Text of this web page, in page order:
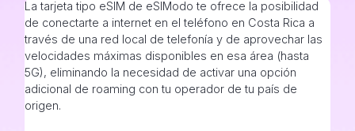
La tarjeta tipo eSIM de eSIModo te ofrece la posibilidad
de conectarte a internet en el teléfono en Costa Rica a
través de una red local de telefonía y de aprovechar las
velocidades máximas disponibles en esa área (hasta
5G), eliminando la necesidad de activar una opción
adicional de roaming con tu operador de tu país de
origen.